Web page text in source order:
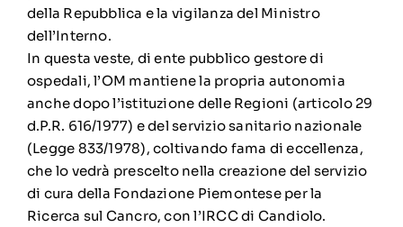
della Repubblica e la vigilanza del Ministro
dell’Interno.
In questa veste, di ente pubblico gestore di
ospedali, l’OM mantiene la propria autonomia
anche dopo l’istituzione delle Regioni (articolo 29
d.P.R. 616/1977) e del servizio sanitario nazionale
(Legge 833/1978), coltivando fama di eccellenza,
che lo vedrà prescelto nella creazione del servizio
di cura della Fondazione Piemontese per la
Ricerca sul Cancro, con l’IRCC di Candiolo.